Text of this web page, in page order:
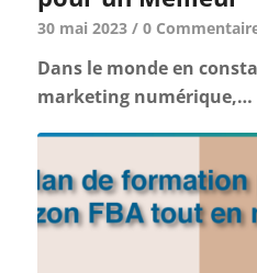
30 mai 2023 / 0
Dans le monde en
marketing numérique,…